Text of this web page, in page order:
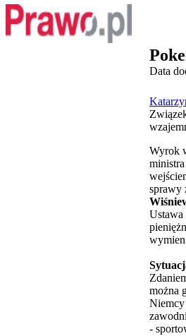
Data
Wyrok
sprawy
Ustawa
można
Niemcy
-